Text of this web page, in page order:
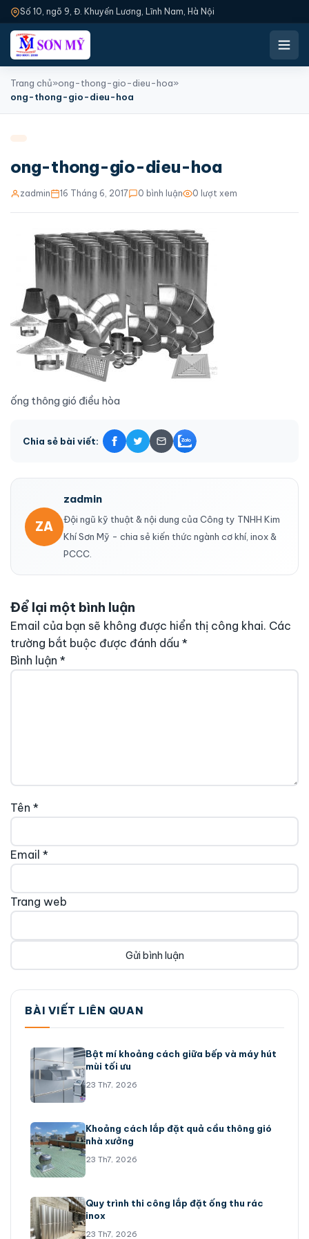
Số 10, ngõ 9, Đ. Khuyến Lương, Lĩnh Nam, Hà Nội
Trang chủ»ong-thong-gio-dieu-hoa»
ong-thong-gio-dieu-hoa
ong-thong-gio-dieu-hoa
zadmin 16 Tháng 6, 2017 0 bình luận 0 lượt xem
ống thông gió điều hòa
Chia sẻ bài viết:
ZA
zadmin
Đội ngũ kỹ thuật & nội dung của Công ty TNHH Kim
Khí Sơn Mỹ - chia sẻ kiến thức ngành cơ khí, inox &
PCCC.
Để lại một bình luận
Email của bạn sẽ không được hiển thị công khai. Các
trường bắt buộc được đánh dấu *
Bình luận *
Tên *
Email *
Trang web
BÀI VIẾT LIÊN QUAN
Bật mí khoảng cách giữa bếp và máy hút
mùi tối ưu
23 Th7, 2026
Khoảng cách lắp đặt quả cầu thông gió
nhà xưởng
23 Th7, 2026
Quy trình thi công lắp đặt ống thu rác
inox
23 Th7, 2026